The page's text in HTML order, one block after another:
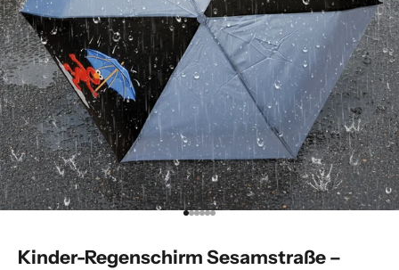
Gehe zu Element 1
Gehe zu Element 2
Gehe zu Element 3
Gehe zu Element 4
Gehe zu Element 5
Gehe zu Element 6
Kinder-Regenschirm Sesamstraße –